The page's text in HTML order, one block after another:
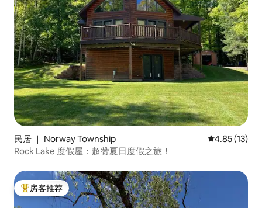
民居 ｜ Norway Township 平均评分
4.85 (13)
Rock Lake 度假屋：超赞夏日度假之旅！
热门「房客推荐」
房客推荐